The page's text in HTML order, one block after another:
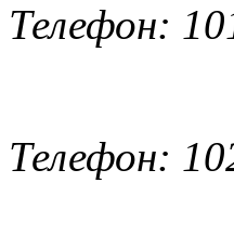
Телефон:
Телефон: